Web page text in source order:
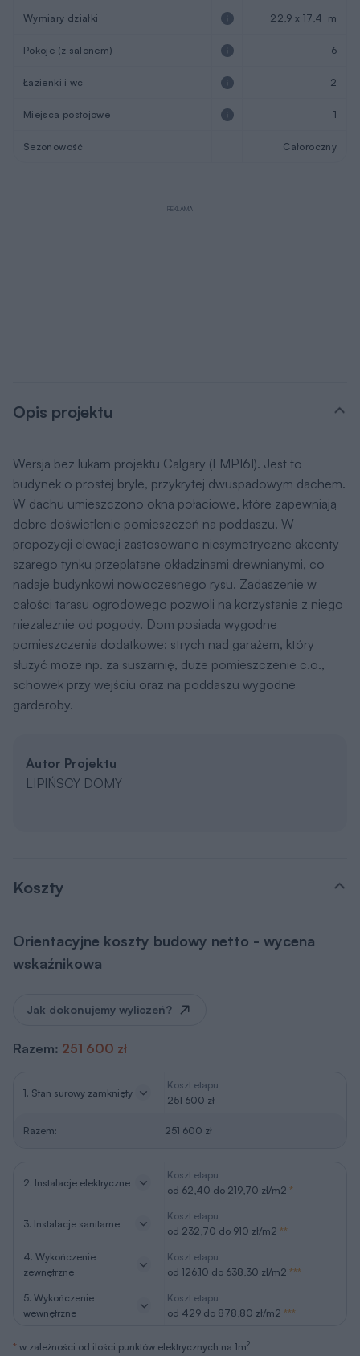
Wymiary działki 22,9 x 17,4 m
Pokoje (z salonem) 6
Łazienki i wc 2
Miejsca postojowe 1
Sezonowość Całoroczny
REKLAMA
Opis projektu
Wersja bez lukarn projektu Calgary (LMP161). Jest to
budynek o prostej bryle, przykrytej dwuspadowym dachem.
W dachu umieszczono okna połaciowe, które zapewniają
dobre doświetlenie pomieszczeń na poddaszu. W
propozycji elewacji zastosowano niesymetryczne akcenty
szarego tynku przeplatane okładzinami drewnianymi, co
nadaje budynkowi nowoczesnego rysu. Zadaszenie w
całości tarasu ogrodowego pozwoli na korzystanie z niego
niezależnie od pogody. Dom posiada wygodne
pomieszczenia dodatkowe: strych nad garażem, który
służyć może np. za suszarnię, duże pomieszczenie c.o.,
schowek przy wejściu oraz na poddaszu wygodne
garderoby.
Autor Projektu
LIPIŃSCY DOMY
Koszty
Orientacyjne koszty budowy netto - wycena
wskaźnikowa
Jak dokonujemy wyliczeń?
Razem: 251 600 zł
1. Stan surowy zamknięty
Koszt etapu
251 600 zł
Razem: 251 600 zł
2. Instalacje elektryczne
Koszt etapu
od 62,40 do 219,70 zł/m2 *
3. Instalacje sanitarne
Koszt etapu
od 232,70 do 910 zł/m2 **
4. Wykończenie
zewnętrzne
Koszt etapu
od 126,10 do 638,30 zł/m2 ***
5. Wykończenie
wewnętrzne
Koszt etapu
od 429 do 878,80 zł/m2 ***
* w zależności od ilości punktów elektrycznych na 1m2